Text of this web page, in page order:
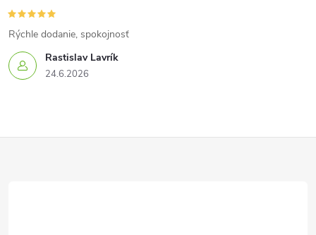
Rastislav Lavrík
24.6.2026
Rýchle dodanie, spokojnosť